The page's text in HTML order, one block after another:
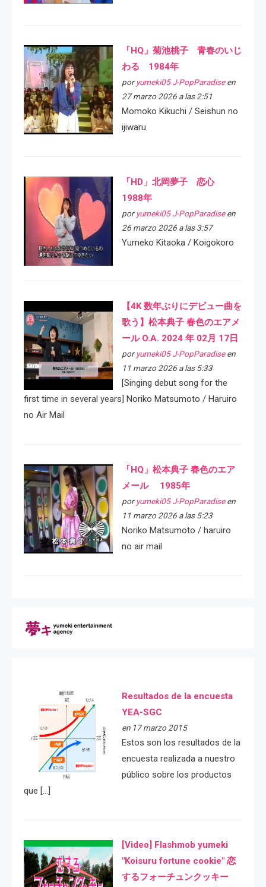
「HQ」菊池桃子 青春のいじ
わる 1984年
por yumeki05 J-PopParadiseen
27 marzo 2026 a las 2:51
Momoko Kikuchi / Seishun no
ijiwaru
「HD」北岡夢子 恋心
1988年
por yumeki05 J-PopParadiseen
26 marzo 2026 a las 3:57
Yumeko Kitaoka / Koigokoro
【4K 数年ぶりにデビュー曲を
歌う】松本典子 春色のエアメ
ール O.A. 2024 年 02月 17日
por yumeki05 J-PopParadiseen
11 marzo 2026 a las 5:33
[Singing debut song for the
first time in several years] Noriko Matsumoto / Haruiro
no Air Mail
「HQ」松本典子 春色のエア
メール 1985年
por yumeki05 J-PopParadiseen
11 marzo 2026 a las 5:23
Noriko Matsumoto / haruiro
no air mail
Resultados de la encuesta
YEA-SGC
en 17 marzo 2015
Estos son los resultados de la
encuesta realizada a nuestro
público sobre los productos
que […]
[Video] Flashmob yumeki
"Koisuru fortune cookie" 恋
するフォーチュンクッキー